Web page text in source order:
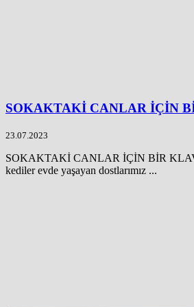
SOKAKTAKİ CANLAR İÇİN
23.07.2023
SOKAKTAKİ CANLAR İÇİN BİR
kediler evde yaşayan dostlarımız ...